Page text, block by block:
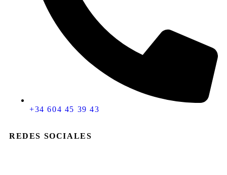
+34 604 45 39 43
REDES SOCIALES